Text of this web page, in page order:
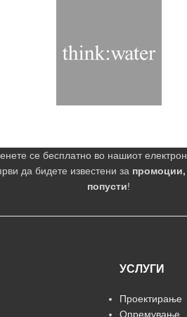
се бесплатно во нашиот
да бидете известени за
попусти!
УСЛУГИ
Проектирање
Опремување